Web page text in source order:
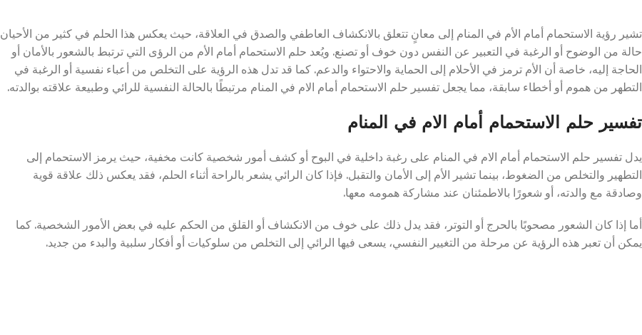
تشير رؤية الاستحمام أمام الأم في المنام إلى معانٍ تتعلق بالانكشاف العاطفي والصدق في العلاقة، حيث يعكس هذا الحلم في كثير من الأحيان
حالة من الوضوح أو الرغبة في التعبير عن النفس دون خوف أو تصنع. ويُعد حلم الاستحمام أمام الأم من الرؤى التي ترتبط بالشعور بالأمان أو
الحاجة إليه، خاصة أن الأم ترمز في الأحلام إلى الحماية والاحتواء والدعم. كما قد تدل هذه الرؤية على التخلص من أعباء نفسية أو الرغبة في
التطهر من هموم أو أخطاء سابقة، مما يجعل تفسير حلم الاستحمام أمام الام في المنام مرتبطًا بالحالة النفسية للرائي وطبيعة علاقته بوالدته.
تفسير حلم الاستحمام أمام الام في المنام
يدل تفسير حلم الاستحمام أمام الام في المنام على رغبة داخلية في البوح أو كشف أمور شخصية كانت مخفية، حيث يرمز الاستحمام إلى
التطهير والتخلص من الضغوط، بينما تشير الأم إلى الأمان والتقبل. فإذا كان الرائي يشعر بالراحة أثناء الحلم، فقد يعكس ذلك علاقة قوية
وصادقة مع والدته، أو شعورًا بالاطمئنان عند مشاركة همومه معها.
أما إذا كان الشعور مصحوبًا بالحرج أو التوتر، فقد يدل ذلك على خوف من الانكشاف أو القلق من الحكم عليه في بعض الأمور الشخصية. كما
يمكن أن تعبر هذه الرؤية عن مرحلة من التغيير النفسي، يسعى فيها الرائي إلى التخلص من سلوكيات أو أفكار سلبية والبدء من جديد.